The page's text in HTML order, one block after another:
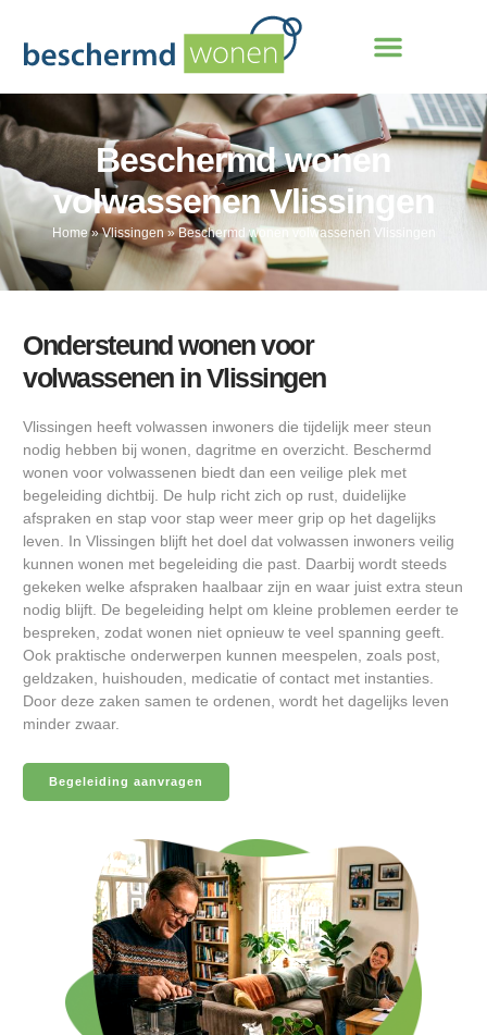
Beschermd wonen
volwassenen Vlissingen
Home»Vlissingen »Beschermd wonen volwassenen Vlissingen
Ondersteund wonen voor
volwassenen in Vlissingen
Vlissingen heeft volwassen inwoners die tijdelijk meer steun
nodig hebben bij wonen, dagritme en overzicht. Beschermd
wonen voor volwassenen biedt dan een veilige plek met
begeleiding dichtbij. De hulp richt zich op rust, duidelijke
afspraken en stap voor stap weer meer grip op het dagelijks
leven. In Vlissingen blijft het doel dat volwassen inwoners veilig
kunnen wonen met begeleiding die past. Daarbij wordt steeds
gekeken welke afspraken haalbaar zijn en waar juist extra steun
nodig blijft. De begeleiding helpt om kleine problemen eerder te
bespreken, zodat wonen niet opnieuw te veel spanning geeft.
Ook praktische onderwerpen kunnen meespelen, zoals post,
geldzaken, huishouden, medicatie of contact met instanties.
Door deze zaken samen te ordenen, wordt het dagelijks leven
minder zwaar.
Begeleiding aanvragen